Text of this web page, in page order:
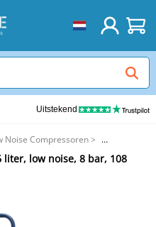
Uitstekend
Noise Compressoren>
noise, 8 bar, 108 l/min, 550W,
low noise, 8 bar, 108